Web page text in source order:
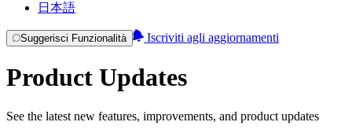
日本語
Suggerisci Funzionalità Iscriviti agli aggiornamenti
Product Updates
See the latest new features, improvements, and product updates